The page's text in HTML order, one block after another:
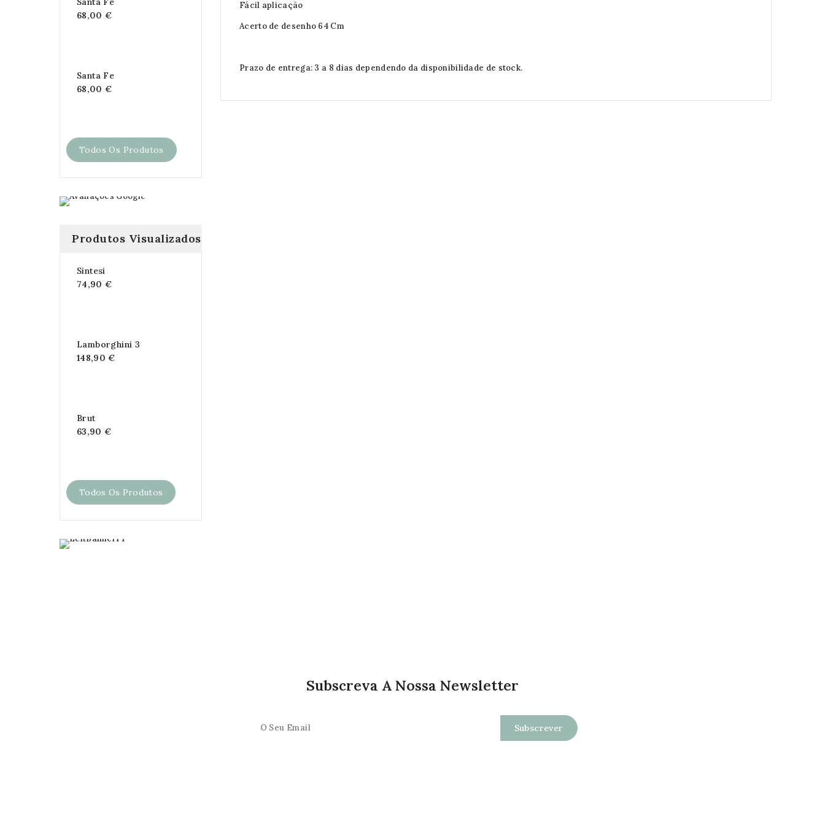
68,00 €
Santa Fe
68,00 €
Todos Os Produtos
Produtos Visualizados
Sintesi
74,90 €
Lamborghini 3
148,90 €
Brut
63,90 €
Todos Os Produtos
Fácil aplicação
Acerto de desenho 64 Cm
Prazo de entrega: 3 a 8 dias dependendo da disponibilidade de stock.
Subscreva A Nossa Newsletter